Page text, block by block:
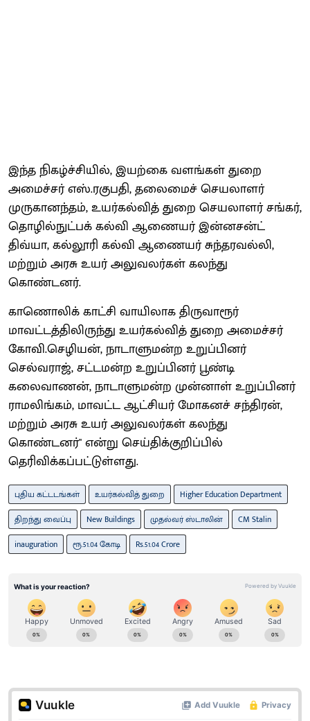
இந்த நிகழ்ச்சியில், இயற்கை வளங்கள் துறை
அமைச்சர் எஸ்.ரகுபதி, தலைமைச் செயலாளர்
முருகானந்தம், உயர்கல்வித் துறை செயலாளர் சங்கர்,
தொழில்நுட்பக் கல்வி ஆணையர் இன்னசன்ட்
திவ்யா, கல்லூரி கல்வி ஆணையர் சுந்தரவல்லி,
மற்றும் அரசு உயர் அலுவலர்கள் கலந்து
கொண்டனர்.
காணொலிக் காட்சி வாயிலாக திருவாரூர்
மாவட்டத்திலிருந்து உயர்கல்வித் துறை அமைச்சர்
கோவி.செழியன், நாடாளுமன்ற உறுப்பினர்
செல்வராஜ், சட்டமன்ற உறுப்பினர் பூண்டி
கலைவாணன், நாடாளுமன்ற முன்னாள் உறுப்பினர்
ராமலிங்கம், மாவட்ட ஆட்சியர் மோகனச் சந்திரன்,
மற்றும் அரசு உயர் அலுவலர்கள் கலந்து
கொண்டனர்" என்று செய்திக்குறிப்பில்
தெரிவிக்கப்பட்டுள்ளது.
புதிய கட்டடங்கள் உயர்கல்வித் துறை
Higher Education Department
திறந்து வைப்பு
New Buildings முதல்வர் ஸ்டாலின்
CM Stalin
inauguration
ரூ.51.04 கோடி Rs.51.04 Crore